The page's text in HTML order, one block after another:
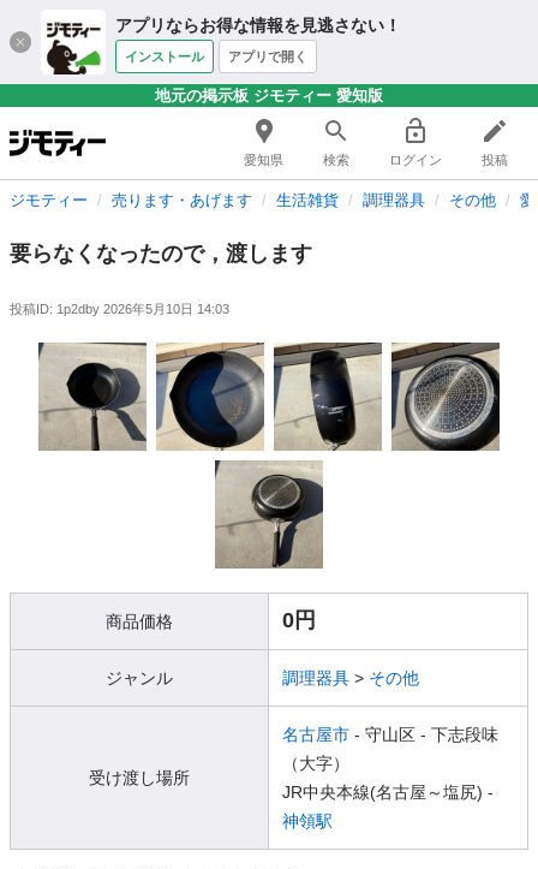
アプリならお得な情報を見逃さない！
インストール アプリで開く
地元の掲示板 ジモティー 愛知版
愛知県 検索 ログイン 投稿
ジモティー 売ります・あげます 生活雑貨 調理器具 その他
要らなくなったので，渡します
投稿ID: 1p2dby 2026年5月10日 14:03
商品価格 0円
ジャンル 調理器具 > その他
受け渡し場所
名古屋市 - 守山区 - 下志段味
（大字）
JR中央本線(名古屋～塩尻) -
神領駅